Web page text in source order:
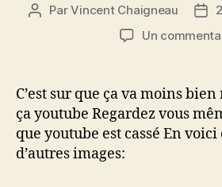
Auteur
ParVincent Chaigneau
Un
C’est sur que ça va moins
ça youtube Regardez vous
que youtube est cassé En voici
d’autres images: